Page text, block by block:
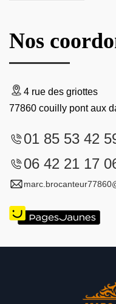
Nos
4 rue des griottes
77860 couilly pont aux
01 85 53 42
06 42 21 17